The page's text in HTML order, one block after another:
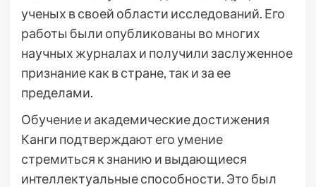
ученых в своей области исследований. Его
работы были опубликованы во многих
научных журналах и получили заслуженное
признание как в стране, так и за ее
пределами.
Обучение и академические достижения
Канги подтверждают его умение
стремиться к знанию и выдающиеся
интеллектуальные способности. Это был